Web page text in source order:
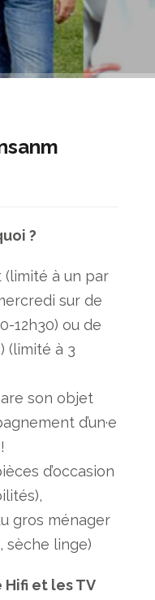
?
(limité à un par
sur de
12h30) ou de
(limité à 3
son objet
d’un·e
d’occasion
gros ménager
sèche linge)
et les TV